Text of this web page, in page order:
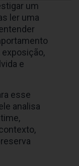
um
ler uma
e
esse
analisa